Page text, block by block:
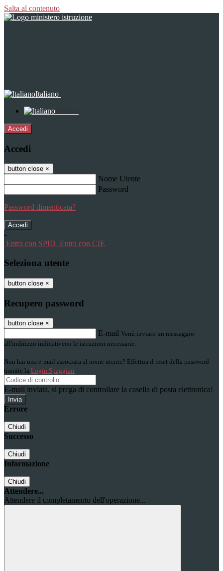
Salta al contenuto
Italiano
Accedi
Accedi
button close ×
Nome Utente
Password
Password dimenticata?
-
Entra con SPID Entra con CIE
Seleziona utente
button close ×
Recupero password
button close ×
E-mail Verrà inviato un messaggio
all'indirizzo indicato con le istruzioni necessarie.
Non hai una e-mail associata al nome utente? Effettua il reset della password
tramite la Login Spaggiari
E-mail inviata, si prega di controllare la casella di posta elettronica!
Errore
Chiudi
Successo
Chiudi
Informazione
Chiudi
Attendere...
Attendere il completamento dell'operazione...